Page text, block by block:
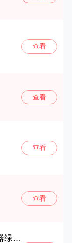
查看
查看
查看
查看
ApexLauncher桌面启动器绿色版